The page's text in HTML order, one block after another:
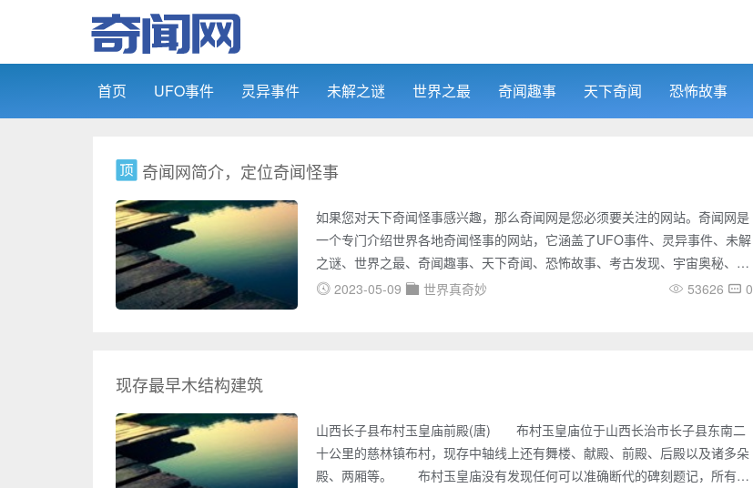
首页 UFO事件 灵异事件 未解之谜 世界之最 奇闻趣事 天下奇闻 恐怖故事
奇闻网简介，定位奇闻怪事
如果您对天下奇闻怪事感兴趣，那么奇闻网是您必须要关注的网站。奇闻网是
一个专门介绍世界各地奇闻怪事的网站，它涵盖了UFO事件、灵异事件、未解
之谜、世界之最、奇闻趣事、天下奇闻、恐怖故事、考古发现、宇宙奥秘、吉
尼斯记录等多个方面，它的内容极为丰富，涉及面广，为您带来了无数神秘之
53626 0
2023-05-09 世界真奇妙
现存最早木结构建筑
山西长子县布村玉皇庙前殿(唐) 布村玉皇庙位于山西长治市长子县东南二
十公里的慈林镇布村，现存中轴线上还有舞楼、献殿、前殿、后殿以及诸多朵
殿、两厢等。 布村玉皇庙没有发现任何可以准确断代的碑刻题记，所有建